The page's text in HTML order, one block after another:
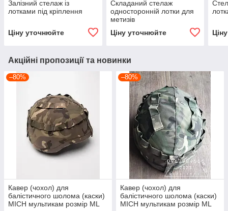
Залізний стелаж із
лотками під кріплення
Ціну уточнюйте
Складаний стелаж
односторонній лотки для
метизів
Ціну уточнюйте
Акційні пропозиції та новинки
–80%
Кавер (чохол) для
балістичного шолома (каски)
MICH мультикам розмір МL
–80%
Кавер (чохол) для
балістичного шолома (каски)
MICH мультикам розмір МL